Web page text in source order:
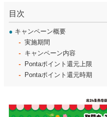
目次
● キャンペーン概要
実施期間
キャンペーン内容
Pontaポイント還元上限
Pontaポイント還元時期